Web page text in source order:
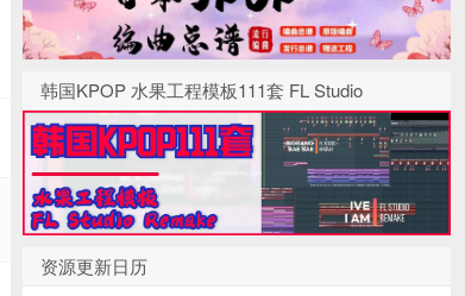
韩国KPOP 水果工程模板111套 FL Studio
资源更新日历